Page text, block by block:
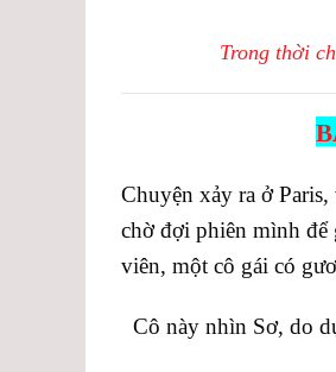
Trong thời
Chuyện xảy ra ở
chờ đợi phiên mình để
viên, một cô gái có
Cô này nhìn Sơ, do